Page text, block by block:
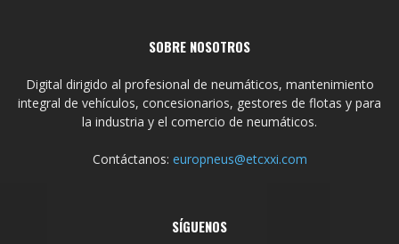
SOBRE NOSOTROS
Digital dirigido al profesional de neumáticos, mantenimiento
integral de vehículos, concesionarios, gestores de flotas y para
la industria y el comercio de neumáticos.
Contáctanos: europneus@etcxxi.com
SÍGUENOS